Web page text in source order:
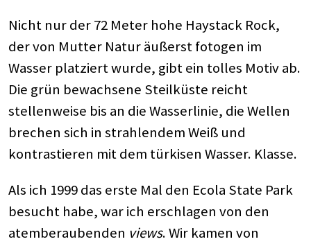
Nicht nur der 72 Meter hohe Haystack Rock,
der von Mutter Natur äußerst fotogen im
Wasser platziert wurde, gibt ein tolles Motiv ab.
Die grün bewachsene Steilküste reicht
stellenweise bis an die Wasserlinie, die Wellen
brechen sich in strahlendem Weiß und
kontrastieren mit dem türkisen Wasser. Klasse.
Als ich 1999 das erste Mal den Ecola State Park
besucht habe, war ich erschlagen von den
atemberaubenden views. Wir kamen von